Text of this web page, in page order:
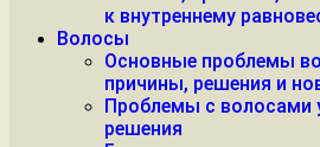
к внутреннему
Волосы
Основные проблемы
причины, решения и
Проблемы с волосами
решения